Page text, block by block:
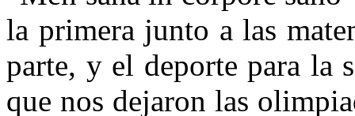
la primera junto a las
parte, y el deporte para la
que nos dejaron las